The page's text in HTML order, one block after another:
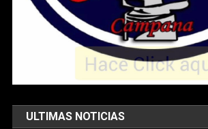
ULTIMAS NOTICIAS